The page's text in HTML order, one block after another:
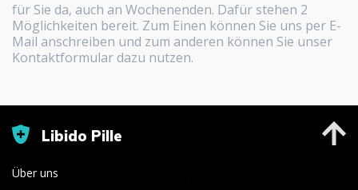
für Sie da, auch an Wochenenden. Dafür stehen 2
Möglichkeiten bereit. Zum Einen können Sie uns per E-
Mail anschreiben und zum anderen können Sie unser
Kontaktformular dazu nutzen.
Libido Pille
Über uns